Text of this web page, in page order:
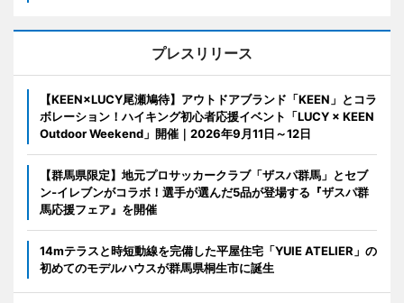
プレスリリース
【KEEN×LUCY尾瀬鳩待】アウトドアブランド「KEEN」とコラ
ボレーション！ハイキング初心者応援イベント「LUCY × KEEN
Outdoor Weekend」開催｜2026年9月11日～12日
【群馬県限定】地元プロサッカークラブ「ザスパ群馬」とセブ
ン‐イレブンがコラボ！選手が選んだ5品が登場する『ザスパ群
馬応援フェア』を開催
14mテラスと時短動線を完備した平屋住宅「YUIE ATELIER」の
初めてのモデルハウスが群馬県桐生市に誕生